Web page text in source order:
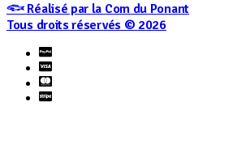
𓆟 Réalisé par la Com du Ponant
Tous droits réservés © 2026